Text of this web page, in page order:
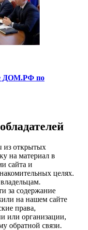
ДОМ.РФ по
из открытых
на материал в
сайта и
целях.
за содержание
на нашем сайте
права,
или организации,
обратной связи.